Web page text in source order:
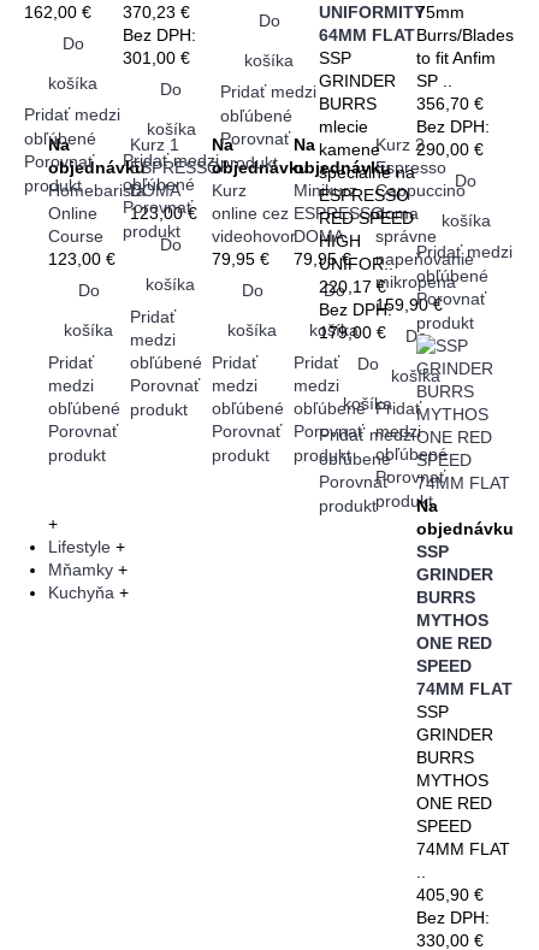
Na
objednávku
Homebarista
Online
Course
123,00 €
Do
košíka
Pridať
medzi
obľúbené
Porovnať
produkt
Kurz 1
ESPRESSO
DOMA
123,00 €
Do
košíka
Pridať
medzi
obľúbené
Porovnať
produkt
Na
objednávku
Kurz
online cez
videohovor
79,95 €
Do
košíka
Pridať
medzi
obľúbené
Porovnať
produkt
Na
objednávku
Minikurz
ESPRESSO
DOMA
79,95 €
Do
košíka
Pridať
medzi
obľúbené
Porovnať
produkt
Kurz 2
Espresso
Cappuccino
doma
správne
napeňovanie
mikropena
159,90 €
Do
košíka
Pridať
medzi
obľúbené
Porovnať
produkt
+
Lifestyle +
Mňamky +
Kuchyňa +
162,00 €
Do
košíka
Pridať medzi
obľúbené
Porovnať
produkt
370,23 €
Bez DPH:
301,00 €
Do
košíka
Pridať medzi
obľúbené
Porovnať
produkt
Do
košíka
Pridať medzi
obľúbené
Porovnať
produkt
UNIFORMITY
64MM FLAT
SSP
GRINDER
BURRS
mlecie
kamene
špeciálne na
ESPRESSO
RED SPEED
HIGH
UNIFOR..
220,17 €
Bez DPH:
179,00 €
Do
košíka
Pridať medzi
obľúbené
Porovnať
produkt
75mm
Burrs/Blades
to fit Anfim
SP ..
356,70 €
Bez DPH:
290,00 €
Do
košíka
Pridať medzi
obľúbené
Porovnať
produkt
Na
objednávku
SSP
GRINDER
BURRS
MYTHOS
ONE RED
SPEED
74MM FLAT
SSP
GRINDER
BURRS
MYTHOS
ONE RED
SPEED
74MM FLAT
405,90 €
Bez DPH:
330,00 €